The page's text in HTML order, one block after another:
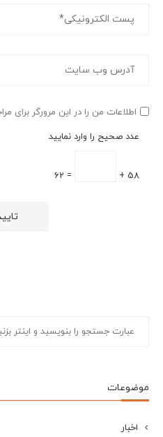
اطلاعات من را در این مرورگر برای
عدد صحیح را وارد نمایید
58 +
= 62
موضوعات
اخبار